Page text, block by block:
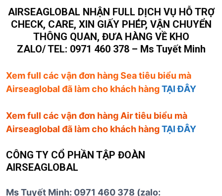
AIRSEAGLOBAL NHẬN FULL DỊCH VỤ HỖ TRỢ
CHECK, CARE, XIN GIẤY PHÉP, VẬN CHUYỂN
THÔNG QUAN, ĐƯA HÀNG VỀ KHO
ZALO/ TEL: 0971 460 378 – Ms Tuyết Minh
Xem full các vận đơn hàng Sea tiêu biểu mà
Airseaglobal đã làm cho khách hàngTẠI ĐÂY
Xem full các vận đơn hàng Air tiêu biểu mà
Airseaglobal đã làm cho khách hàngTẠI ĐÂY
CÔNG TY CỔ PHẦN TẬP ĐOÀN
AIRSEAGLOBAL
Ms Tuyết Minh: 0971 460 378 (zalo: